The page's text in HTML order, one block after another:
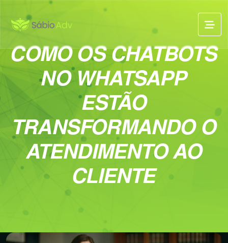
COMO OS CHATBOTS
NO WHATSAPP
ESTÃO
TRANSFORMANDO O
ATENDIMENTO AO
CLIENTE